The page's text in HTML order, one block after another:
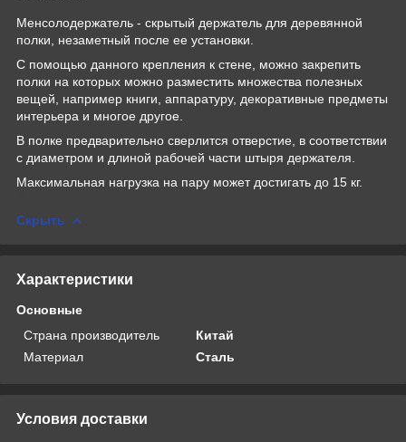
Менсолодержатель - скрытый держатель для деревянной
полки, незаметный после ее установки.
С помощью данного крепления к стене, можно закрепить
полки на которых можно разместить множества полезных
вещей, например книги, аппаратуру, декоративные предметы
интерьера и многое другое.
В полке предварительно сверлится отверстие, в соответствии
с диаметром и длиной рабочей части штыря держателя.
Максимальная нагрузка на пару может достигать до 15 кг.
Скрыть
Характеристики
Основные
Страна производитель
Китай
Материал
Сталь
Условия доставки